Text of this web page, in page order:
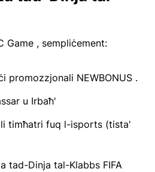
Game , sempliċement:
promozzjonali NEWBONUS .
u Irbaħ'
timħatri fuq l-isports (tista'
tad-Dinja tal-Klabbs FIFA